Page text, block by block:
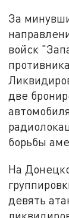
За
войск
две
борьбы
На
девять